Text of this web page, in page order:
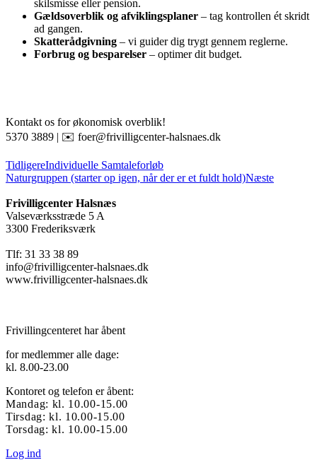
skilsmisse eller pension.
Gældsoverblik og afviklingsplaner – tag kontrollen ét skridt
ad gangen.
Skatterådgivning – vi guider dig trygt gennem reglerne.
Forbrug og besparelser – optimer dit budget.
Kontakt os for økonomisk overblik!
5370 3889 | ✉️ foer@frivilligcenter-halsnaes.dk
TidligereIndividuelle Samtaleforløb
Naturgruppen (starter op igen, når der er et fuldt hold)Næste
Frivilligcenter Halsnæs
Valseværksstræde 5 A
3300 Frederiksværk
Tlf: 31 33 38 89
info@frivilligcenter-halsnaes.dk
www.frivilligcenter-halsnaes.dk
Frivillingcenteret har åbent
for medlemmer alle dage:
kl. 8.00-23.00
Kontoret og telefon er åbent:
Mandag: kl. 10.00-15.00
Tirsdag: kl. 10.00-15.00
Torsdag: kl. 10.00-15.00
Log ind